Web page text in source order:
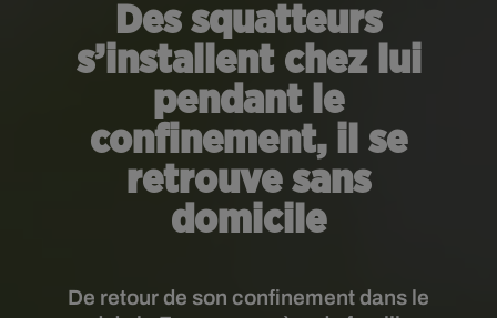
Des squatteurs
s’installent chez lui
pendant le
confinement, il se
retrouve sans
domicile
De retour de son confinement dans le